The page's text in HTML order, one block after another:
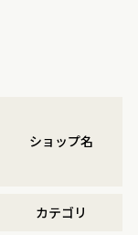
ショップ名
カテゴリ